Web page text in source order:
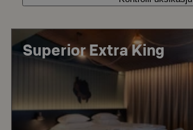
Superior Extra King